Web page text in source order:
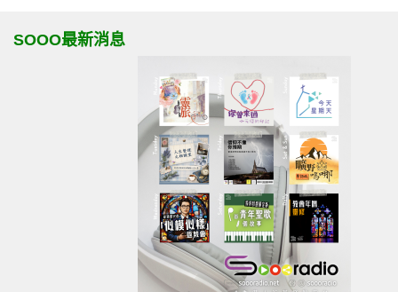
SOOO最新消息